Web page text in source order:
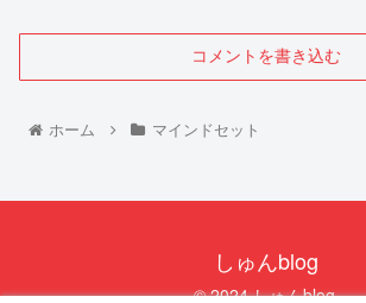
コメントを書き込む
ホーム マインドセット
しゅんblog
© 2024 しゅんblog.